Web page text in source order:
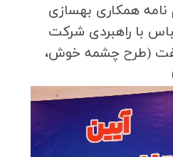
همكاری بهسازی
با راهبردی شركت
(طرح چشمه خوش،